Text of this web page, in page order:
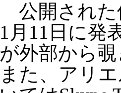
公開された
1月11日に発
が外部から
また、アリ